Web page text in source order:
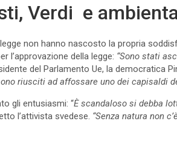
Verdi e
non hanno nascosto la propria
l’approvazione della legge: “Sono stati
del Parlamento Ue, la democratica
riusciti ad affossare uno dei capisaldi
gli entusiasmi: “È scandaloso si debba
l’attivista svedese. “Senza natura non